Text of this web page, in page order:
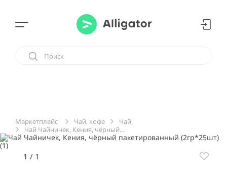
Маркетплейс Чай, кофе
Чай
Чай Чайничек, Кения, чёрный пакетированный (2гр*25шт)
1 / 1